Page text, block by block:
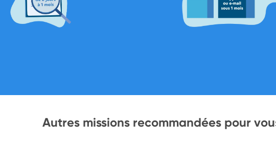
Autres missions recommandées pour